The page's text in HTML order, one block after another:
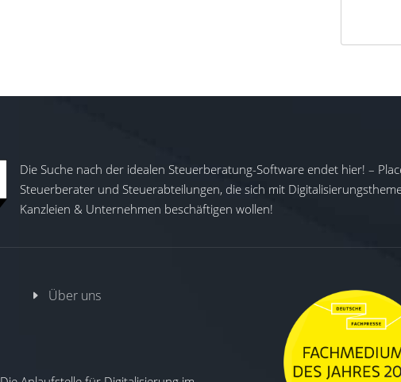
Die Suche nach der idealen Steuerberatung-Software endet hier! –
Steuerberater und Steuerabteilungen, die sich mit
Kanzleien & Unternehmen beschäftigen wollen!
Über uns